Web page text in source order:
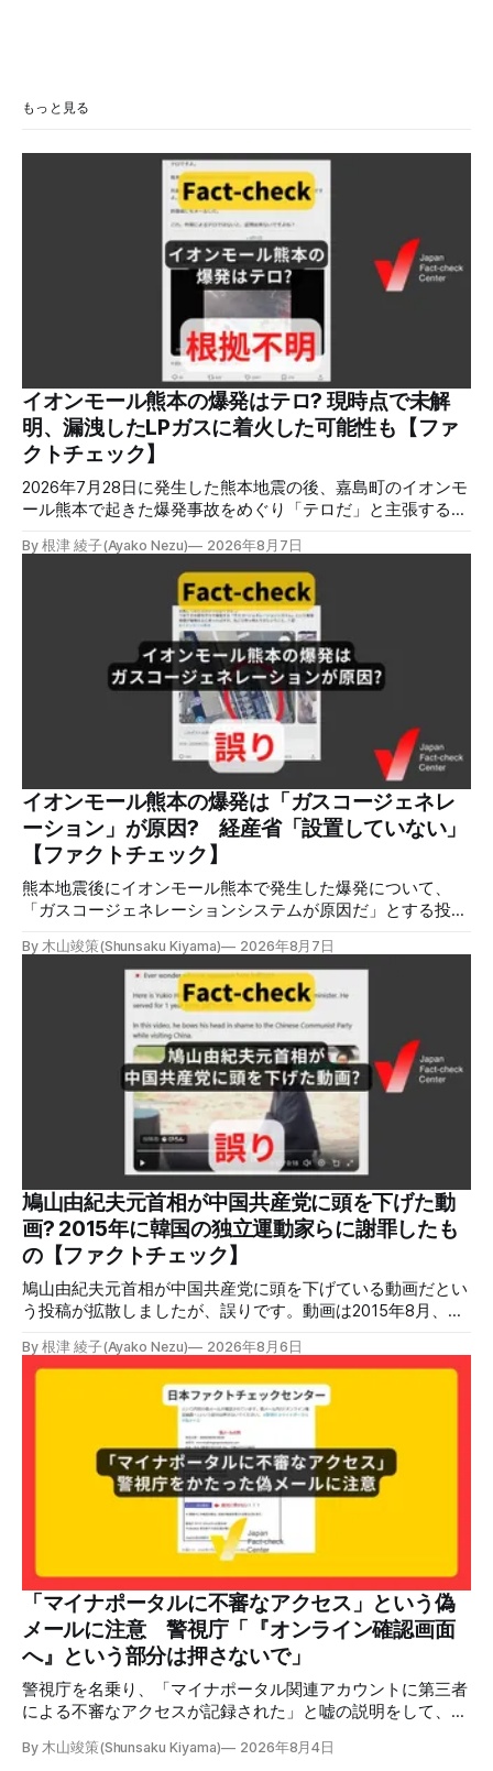
もっと見る
イオンモール熊本の爆発はテロ? 現時点で未解
明、漏洩したLPガスに着火した可能性も【ファ
クトチェック】
2026年7月28日に発生した熊本地震の後、嘉島町のイオンモ
ール熊本で起きた爆発事故をめぐり「テロだ」と主張する投
LPガスに着火した可能性に言及していますが、現時点で未解
明です。イオンは8月5日、外部専門家らによる事故調査委員
会を設置すると発表しました。 検証対象 拡散した言説 2026
年8月2日、イオンモール熊本の爆発がテロによるものだと主
張する投稿がＸで拡散した。 検証する理由 8月5日現在、投
稿は600回以上リポストされ、表示は19万件を超える。 同様
の情報の拡散量を調べるため、「熊本」「イオンモール」
「爆発」「テロ」など複数のキーワードを組み合わせてソー
シャル分析ツールMeltwaterで調べると、総投稿数は8月5日
までに約9900件あった(例1,2,3)。拡散のほとんどはXだ。 こ
れらの投稿は根拠を示していないが、「ガス爆発には見えな
いね」「これは 熊本を略奪する為のテロですよ」など、投
稿を真に受けたり、同調する反応が多い。「デマまたは不確
定な情報を流すな」や「陰謀論だよ」などの指摘
By 根津 綾子(Ayako Nezu) 2026年8月7日
イオンモール熊本の爆発は「ガスコージェネレ
ーション」が原因? 経産省「設置していない」
【ファクトチェック】
熊本地震後にイオンモール熊本で発生した爆発について、
「ガスコージェネレーションシステムが原因だ」とする投稿
ジェネレーションやガス発電機は設置していないことを確認
している」と発表し、LPガスが原因だった可能性が高いと説
明しています。またイオンは5日、事故原因を調べる事故調
査委員会を設置すると発表しました。 検証対象 拡散した投
ガスを燃料としてガスエンジンやガスタービンで発電し、排
熱を冷暖房などに利用する「ガスコージェネレーション」が
原因だとする投稿が拡散した（例1、例2）。 検証する理由
ソーシャルリスニングツールMeltwaterで調べると、これら
の投稿の表示回数は少なくとも合計194万回を超えている。
爆発の原因をめぐって、さまざまな根拠不明の情報が飛び交
っているため検証する。 検証過程 イオンモール熊本の爆発
2026年7月28日午後16時27分ごろ、熊本県で震度7の地震が
発生した。午後6時ごろ、嘉島町のショッピングセンター
「イ
By 木山竣策(Shunsaku Kiyama) 2026年8月7日
鳩山由紀夫元首相が中国共産党に頭を下げた動
画? 2015年に韓国の独立運動家らに謝罪したも
の【ファクトチェック】
鳩山由紀夫元首相が中国共産党に頭を下げている動画だとい
う投稿が拡散しましたが、誤りです。動画は2015年8月、鳩
立運動家らに謝罪した映像です。中国共産党に対して頭を下
げている動画ではありません。 検証対象 拡散した言説 2026
年7月30日、「日本人がなぜ左翼を嫌うのか、考えたことは
ありますか？/ここに日本の左寄り首相だった鳩山由紀夫が
います。彼は2009年から2010年まで1年間務めました。/こ
のビデオでは、彼が中国を訪問中に中国共産党に対して恥じ
らいながら頭を下げています」という英文付きの動画がXで
ポストされ、表示は20万件を超える。 投稿には「私の日本
語力が衰えていたら申し訳ないですが、動画に『韓国』と書
いてあるように見えます」などの英語の指摘もあるが、「日
本が犯した残虐行為を謝罪するのは悪いことだと思わない」
「共産主義者に恥じて頭を下げるべき人はいない」など、拡
散した投稿を真に受けた反応も多いため検証する。 検証過
程 動
By 根津 綾子(Ayako Nezu) 2026年8月6日
「マイナポータルに不審なアクセス」という偽
メールに注意 警視庁「『オンライン確認画面
へ』という部分は押さないで」
警視庁を名乗り、「マイナポータル関連アカウントに第三者
による不審なアクセスが記録された」と嘘の説明をして、リ
で、メール内のリンクを押さないようにと注意を呼びかけて
By 木山竣策(Shunsaku Kiyama) 2026年8月4日